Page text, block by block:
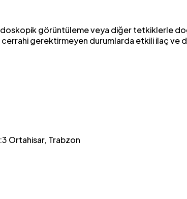
görüntüleme veya diğer tetkiklerle
cerrahi gerektirmeyen durumlarda etkili ilaç
Ortahisar, Trabzon